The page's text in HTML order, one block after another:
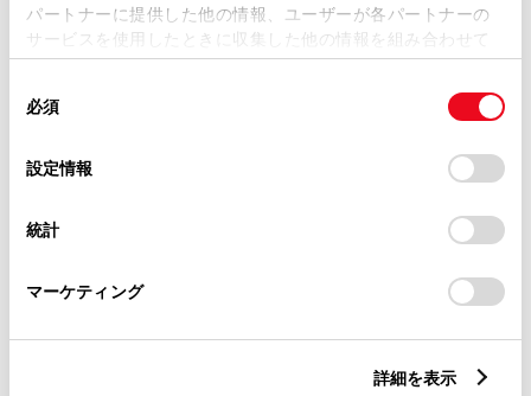
パートナーに提供した他の情報、ユーザーが各パートナーの
サービスを使用したときに収集した他の情報を組み合わせて
使用することがあります。当ウェブサイトの使用を続行する
デバイスにすべてのCookie(クッキー)が保存されることに同
意したことになります。Cookie(クッキー)のオプトアウト、
設定の変更、同意を撤回したりするにあたっては、当社の
「Cookie（クッキー）情報の取り扱いについて
」をご覧くだ
必須
設定情報
統計
マーケティング
詳細を表示
市区町村名